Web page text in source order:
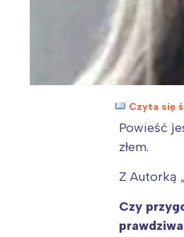
Czyta się
Powieść
złem.
Z Autorką
Czy